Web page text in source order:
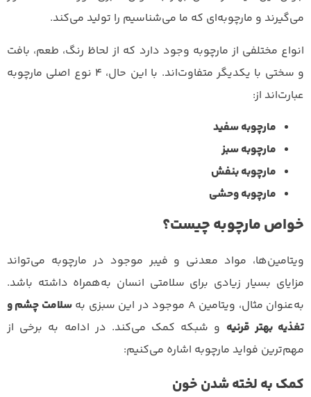
می‌گیرند و مارچوبه‌ای که ما می‌شناسیم را تولید می‌کند.
انواع مختلفی از مارچوبه وجود دارد که از لحاظ رنگ، طعم، بافت
و سختی با یکدیگر متفاوت‌اند. با این حال، ۴ نوع اصلی مارچوبه
عبارت‌اند از:
مارچوبه سفید
مارچوبه سبز
مارچوبه بنفش
مارچوبه وحشی
خواص مارچوبه چیست؟
ویتامین‌ها، مواد معدنی و فیبر موجود در مارچوبه می‌تواند
مزایای بسیار زیادی برای سلامتی انسان به‌همراه داشته باشد.
به‌عنوان مثال، ویتامین A موجود در این سبزی به
سلامت چشم و
تغذیه بهتر قرنیه و شبکه کمک می‌کند. در ادامه به برخی از
مهم‌ترین فواید مارچوبه اشاره می‌کنیم:
کمک به لخته شدن خون